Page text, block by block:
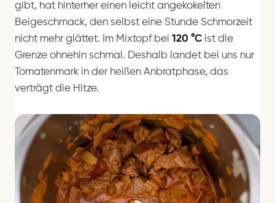
gibt, hat hinterher einen leicht angekokelten
Beigeschmack, den selbst eine Stunde Schmorzeit
nicht mehr glättet. Im Mixtopf bei 120 °C ist die
Grenze ohnehin schmal. Deshalb landet bei uns nur
Tomatenmark in der heißen Anbratphase, das
verträgt die Hitze.